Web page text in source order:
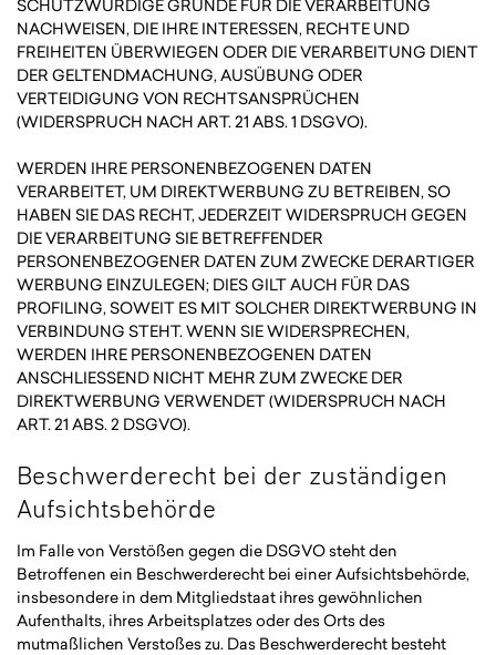
SCHUTZWÜRDIGE GRÜNDE FÜR DIE VERARBEITUNG
NACHWEISEN, DIE IHRE INTERESSEN, RECHTE UND
FREIHEITEN ÜBERWIEGEN ODER DIE VERARBEITUNG DIENT
DER GELTENDMACHUNG, AUSÜBUNG ODER
VERTEIDIGUNG VON RECHTSANSPRÜCHEN
(WIDERSPRUCH NACH ART. 21 ABS. 1 DSGVO).
WERDEN IHRE PERSONENBEZOGENEN DATEN
VERARBEITET, UM DIREKTWERBUNG ZU BETREIBEN, SO
HABEN SIE DAS RECHT, JEDERZEIT WIDERSPRUCH GEGEN
DIE VERARBEITUNG SIE BETREFFENDER
PERSONENBEZOGENER DATEN ZUM ZWECKE DERARTIGER
WERBUNG EINZULEGEN; DIES GILT AUCH FÜR DAS
PROFILING, SOWEIT ES MIT SOLCHER DIREKTWERBUNG IN
VERBINDUNG STEHT. WENN SIE WIDERSPRECHEN,
WERDEN IHRE PERSONENBEZOGENEN DATEN
ANSCHLIESSEND NICHT MEHR ZUM ZWECKE DER
DIREKTWERBUNG VERWENDET (WIDERSPRUCH NACH
ART. 21 ABS. 2 DSGVO).
Beschwerde­recht bei der zuständigen
Aufsichts­behörde
Im Falle von Verstößen gegen die DSGVO steht den
Betroffenen ein Beschwerderecht bei einer Aufsichtsbehörde,
insbesondere in dem Mitgliedstaat ihres gewöhnlichen
Aufenthalts, ihres Arbeitsplatzes oder des Orts des
mutmaßlichen Verstoßes zu. Das Beschwerderecht besteht